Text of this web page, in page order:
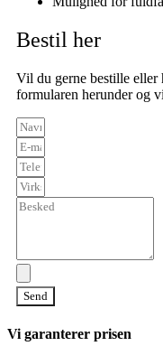
Bestil her
Vil du gerne bestille eller
formularen herunder og
Send
Vi garanterer prisen